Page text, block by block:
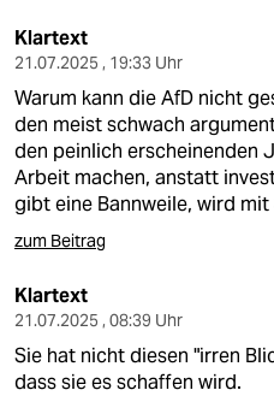
Klartext
21.07.2025 , 19:33 Uhr
Warum kann die AfD nicht
den meist schwach
den peinlich erscheinenden
Arbeit machen, anstatt
gibt eine Bannweile, wird
zum Beitrag
Klartext
21.07.2025 , 08:39 Uhr
Sie hat nicht diesen "irren
dass sie es schaffen wird.